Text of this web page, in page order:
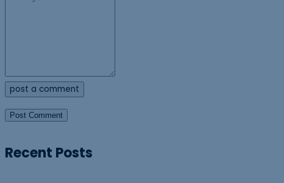
post a comment
Recent Posts